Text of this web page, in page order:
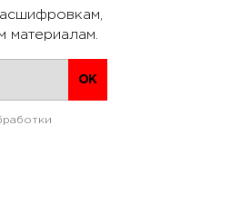
материалам.